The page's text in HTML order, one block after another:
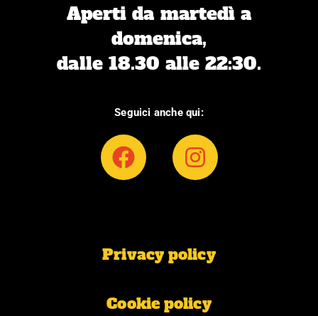
Aperti da martedì a
domenica,
dalle 18.30 alle 22:30.
Seguici anche qui:
F
a
o
k
I
n
g
a
Privacy policy
Cookie policy